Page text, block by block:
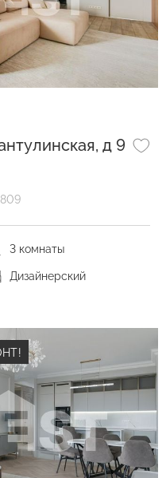
д 9
3 комнаты
Дизайнерский